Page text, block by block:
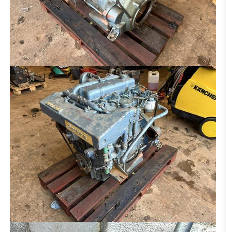
HECKAUFREISSER
ADAPTER
REIFEN / FELGEN
ACHSE
LAUFWERK
AUSLEGER
KABINE
GETRIEBE / WANDLER